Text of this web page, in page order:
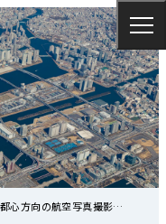
心方向の航空写真撮影